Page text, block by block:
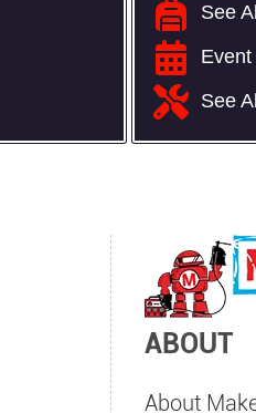
See
See
ABOUT
About